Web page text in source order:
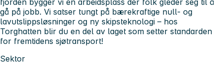
gå på jobb. Vi satser tungt på bærekraftige null- og
lavutslippsløsninger og ny skipsteknologi – hos
Torghatten blir du en del av laget som setter standarden
for fremtidens sjøtransport!
Sektor